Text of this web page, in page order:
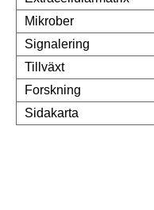
Mikrober
Signalering
Tillväxt
Forskning
Sidakarta